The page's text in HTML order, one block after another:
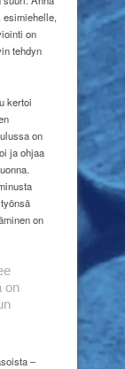
on
tehdyn
kertoi
on
ja ohjaa
on
on
–